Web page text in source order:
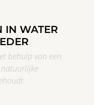
IN WATER
behulp van een